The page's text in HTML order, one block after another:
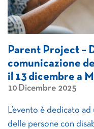
Parent Project –
comunicazione
il 13 dicembre a
10 Dicembre 2025
L’evento è dedicato
delle persone con